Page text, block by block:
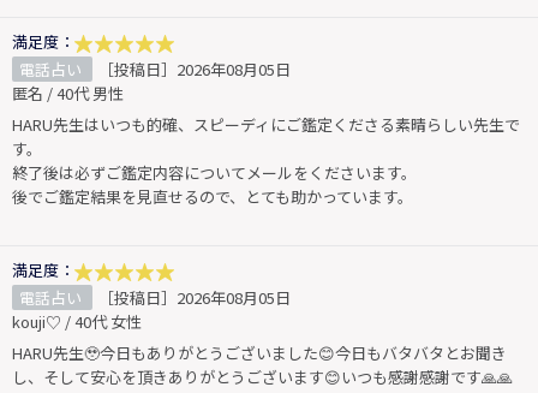
満足度：
電話占い
［投稿日］2026年08月05日
匿名 / 40代 男性
HARU先生はいつも的確、スピーディにご鑑定くださる素晴らしい先生で
す。
終了後は必ずご鑑定内容についてメールをくださいます。
後でご鑑定結果を見直せるので、とても助かっています。
満足度：
電話占い
［投稿日］2026年08月05日
kouji♡ / 40代 女性
HARU先生🥹今日もありがとうございました😊今日もバタバタとお聞き
し、そして安心を頂きありがとうございます😊いつも感謝感謝です🙏🙏